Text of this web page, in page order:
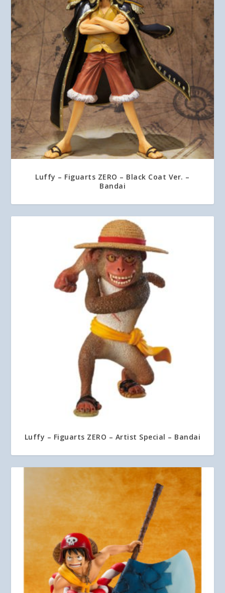
Luffy – Figuarts ZERO – Black Coat Ver. –
Bandai
Luffy – Figuarts ZERO – Artist Special – Bandai